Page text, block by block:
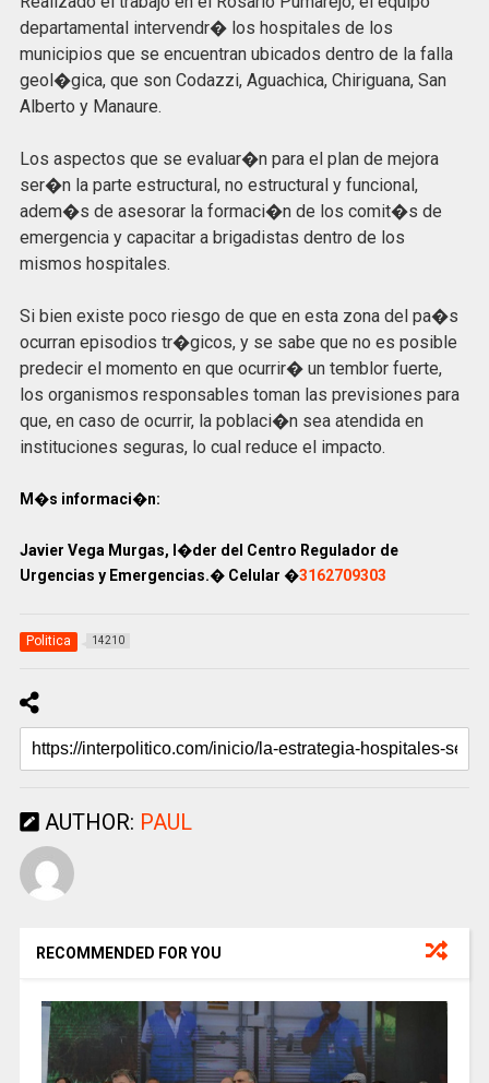
departamental intervendr� los hospitales de los
municipios que se encuentran ubicados dentro de la falla
geol�gica, que son Codazzi, Aguachica, Chiriguana, San
Alberto y Manaure.
Los aspectos que se evaluar�n para el plan de mejora
ser�n la parte estructural, no estructural y funcional,
adem�s de asesorar la formaci�n de los comit�s de
emergencia y capacitar a brigadistas dentro de los
mismos hospitales.
Si bien existe poco riesgo de que en esta zona del pa�s
ocurran episodios tr�gicos, y se sabe que no es posible
predecir el momento en que ocurrir� un temblor fuerte,
los organismos responsables toman las previsiones para
que, en caso de ocurrir, la poblaci�n sea atendida en
instituciones seguras, lo cual reduce el impacto.
M�s informaci�n:
Javier Vega Murgas, l�der del Centro Regulador de
Urgencias y Emergencias.� Celular �3162709303
Politica 14210
AUTHOR: PAUL
RECOMMENDED FOR YOU